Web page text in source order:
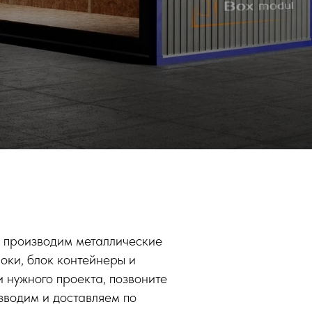
металлические
блок контейнеры и
проекта, позвоните
и доставляем по